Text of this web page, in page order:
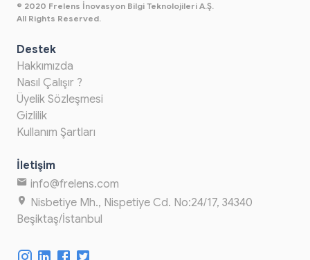
© 2020 Frelens İnovasyon Bilgi Teknolojileri A.Ş.
All Rights Reserved.
Destek
Hakkımızda
Nasıl Çalışır ?
Üyelik Sözleşmesi
Gizlilik
Kullanım Şartları
İletişim
info@frelens.com
Nisbetiye Mh., Nispetiye Cd. No:24/17, 34340
Beşiktaş/İstanbul